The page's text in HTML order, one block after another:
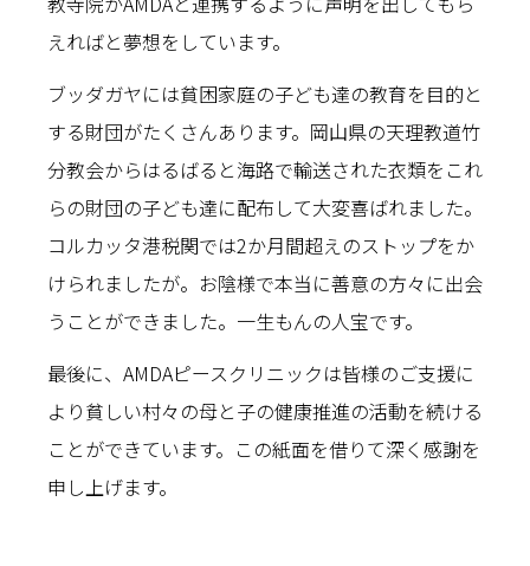
えればと夢想をしています。
ブッダガヤには貧困家庭の子ども達の教育を目的と
する財団がたくさんあります。岡山県の天理教道竹
分教会からはるばると海路で輸送された衣類をこれ
らの財団の子ども達に配布して大変喜ばれました。
コルカッタ港税関では2か月間超えのストップをか
けられましたが。お陰様で本当に善意の方々に出会
うことができました。一生もんの人宝です。
最後に、AMDAピースクリニックは皆様のご支援に
より貧しい村々の母と子の健康推進の活動を続ける
ことができています。この紙面を借りて深く感謝を
申し上げます。